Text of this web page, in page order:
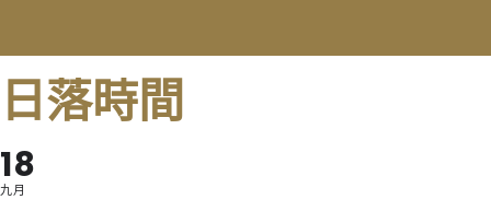
日落時間
18
九月